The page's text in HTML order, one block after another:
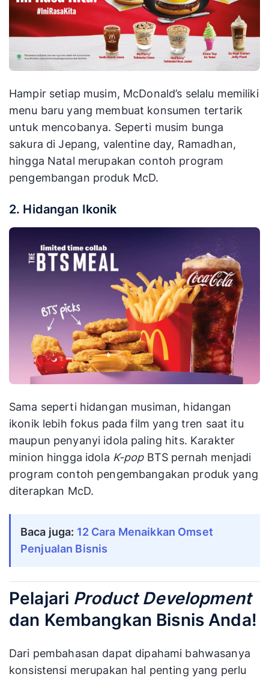
Hampir setiap musim, McDonald’s selalu memiliki
menu baru yang membuat konsumen tertarik
untuk mencobanya. Seperti musim bunga
sakura di Jepang, valentine day, Ramadhan,
hingga Natal merupakan contoh program
pengembangan produk McD.
2. Hidangan Ikonik
Sama seperti hidangan musiman, hidangan
ikonik lebih fokus pada film yang tren saat itu
maupun penyanyi idola paling hits. Karakter
minion hingga idola K-popBTS pernah menjadi
program contoh pengembangakan produk yang
diterapkan McD.
Baca juga: 12 Cara Menaikkan Omset
Penjualan Bisnis
Pelajari Product Development
dan Kembangkan Bisnis Anda!
Dari pembahasan dapat dipahami bahwasanya
konsistensi merupakan hal penting yang perlu